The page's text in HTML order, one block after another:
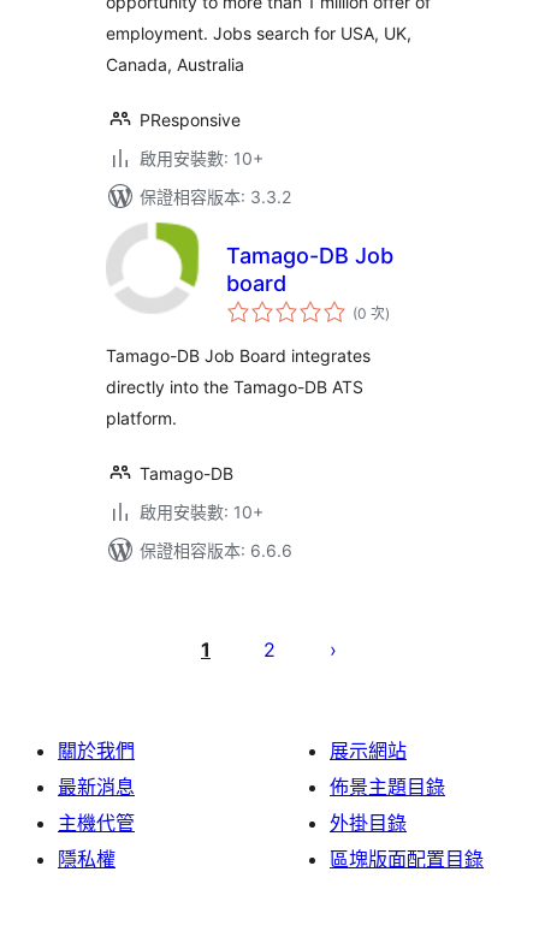
employment. Jobs search for USA, UK,
Canada, Australia
PResponsive
啟用安裝數: 10+
保證相容版本: 3.3.2
Tamago-DB Job
board
(0 次評
分)
Tamago-DB Job Board integrates
directly into the Tamago-DB ATS
platform.
Tamago-DB
啟用安裝數: 10+
保證相容版本: 6.6.6
1 2
關於我們
最新消息
主機代管
隱私權
展示網站
佈景主題目錄
外掛目錄
區塊版面配置目錄